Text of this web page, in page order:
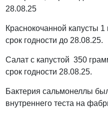
28.08.25
Краснокочанной капусты
срок годности до 28.08.25.
Салат с капустой 350
срок годности 28.08.25.
Бактерия сальмонеллы
внутреннего теста на